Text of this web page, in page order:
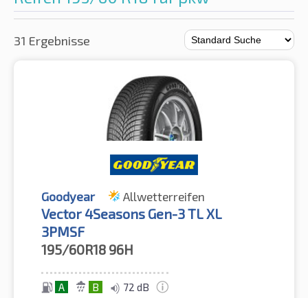
31 Ergebnisse
Goodyear Allwetterreifen
Vector 4Seasons Gen-3 TL XL
3PMSF
195/60R18 96H
A B 72 dB